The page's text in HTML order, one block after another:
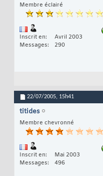
Membre éclairé
Inscrit en
Avril 2003
Messages
290
22/07/2005, 15h41
titides
Membre chevronné
Inscrit en
Mai 2003
Messages
496